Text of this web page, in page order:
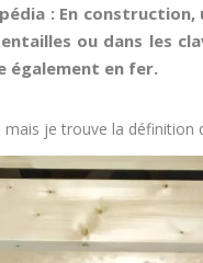
: En construction,
ou dans les
également en fer.
mais je trouve la définition